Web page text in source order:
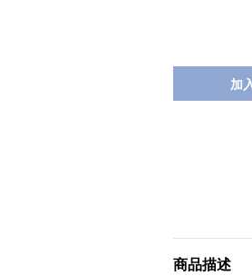
加
商品描述